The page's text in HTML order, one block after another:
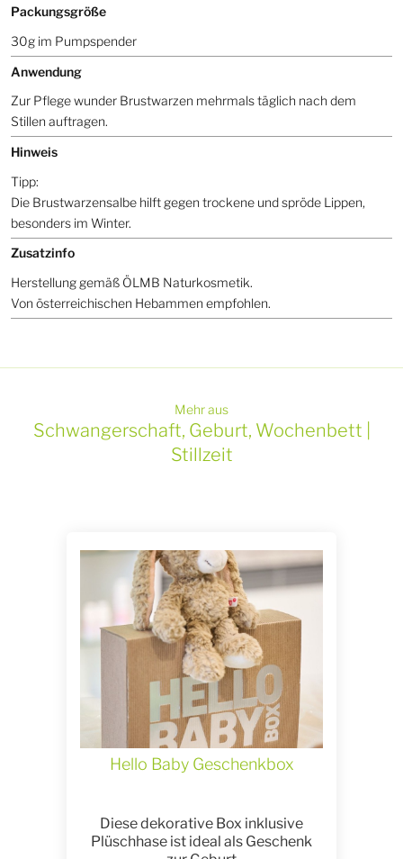
Packungsgröße
30g im Pumpspender
Anwendung
Zur Pflege wunder Brustwarzen mehrmals täglich nach dem
Stillen auftragen.
Hinweis
Tipp:
Die Brustwarzensalbe hilft gegen trockene und spröde Lippen,
besonders im Winter.
Zusatzinfo
Herstellung gemäß ÖLMB Naturkosmetik.
Von österreichischen Hebammen empfohlen.
Mehr aus
Schwangerschaft, Geburt, Wochenbett |
Stillzeit
Hello Baby Geschenkbox
Diese dekorative Box inklusive
Plüschhase ist ideal als Geschenk